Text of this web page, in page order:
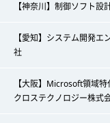
【神奈川】制御ソフト
【愛知】システム開発
社
【大阪】Microsoft領域
クロステクノロジー株式